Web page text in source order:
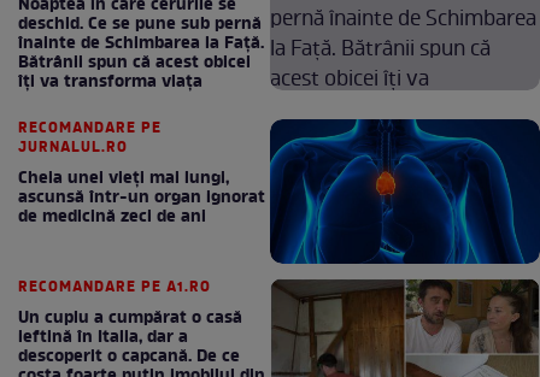
deschid. Ce se pune sub pernă
înainte de Schimbarea la Față.
Bătrânii spun că acest obicei
îți va transforma viața
RECOMANDARE PE
JURNALUL.RO
Cheia unei vieți mai lungi,
ascunsă într-un organ ignorat
de medicină zeci de ani
RECOMANDARE PE A1.RO
Un cuplu a cumpărat o casă
ieftină în Italia, dar a
descoperit o capcană. De ce